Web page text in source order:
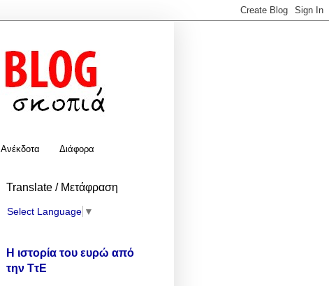
Ανέκδοτα Διάφορα
Translate / Μετάφραση
Select Language ▼
Η ιστορία του ευρώ από
την ΤτΕ